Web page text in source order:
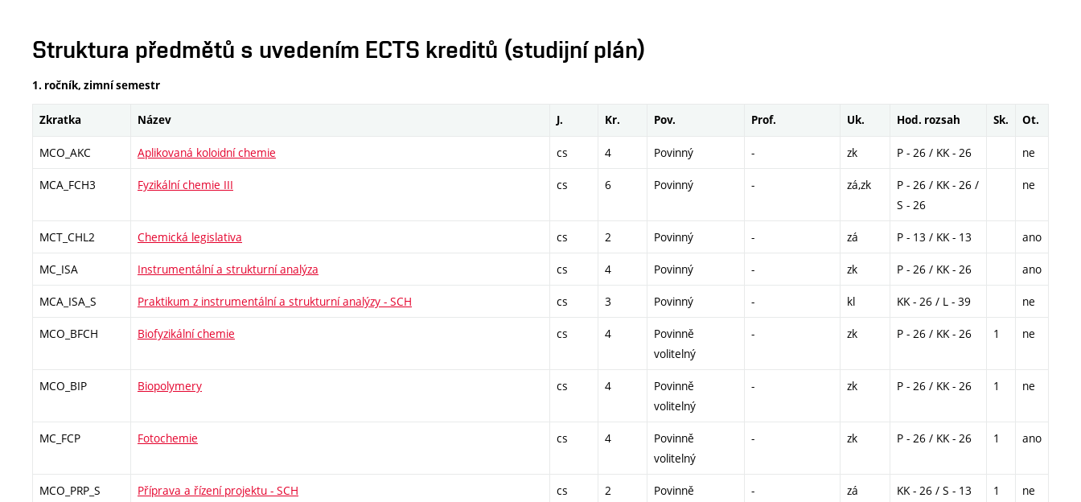
Struktura předmětů s uvedením ECTS kreditů (studijní plán)
1. ročník, zimní semestr
Zkratka Název J. Kr. Pov. Prof. Uk. Hod. rozsah Sk. Ot.
MCO_AKC Aplikovaná koloidní chemie cs 4 Povinný - zk P - 26 / KK - 26 ne
MCA_FCH3 Fyzikální chemie III cs 6 Povinný - zá,zk
P - 26 / KK - 26 /
S - 26
ne
MCT_CHL2 Chemická legislativa cs 2 Povinný - zá P - 13 / KK - 13 ano
MC_ISA Instrumentální a strukturní analýza cs 4 Povinný - zk P - 26 / KK - 26 ano
MCA_ISA_S Praktikum z instrumentální a strukturní analýzy - SCH cs 3 Povinný - kl KK - 26 / L - 39 ne
MCO_BFCH Biofyzikální chemie cs 4
Povinně
volitelný
- zk P - 26 / KK - 26 1 ne
MCO_BIP Biopolymery cs 4
Povinně
volitelný
- zk P - 26 / KK - 26 1 ne
MC_FCP Fotochemie cs 4
Povinně
volitelný
- zk P - 26 / KK - 26 1 ano
MCO_PRP_S Příprava a řízení projektu - SCH cs 2
Povinně
- zá KK - 26 / S - 13 1 ne